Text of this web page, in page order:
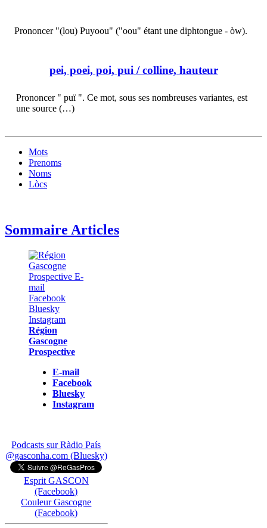
Prononcer "(lou) Puyoou" ("oou" étant une diphtongue - òw).
pei, poei, poi, pui / colline, hauteur
Prononcer " puï ". Ce mot, sous ses nombreuses variantes, est
une source (…)
Mots
Prenoms
Noms
Lòcs
Sommaire Articles
Région
Gascogne
Prospective
E-mail
Facebook
Bluesky
Instagram
Podcasts sur Ràdio País
@gasconha.com (Bluesky)
Esprit GASCON
(Facebook)
Couleur Gascogne
(Facebook)